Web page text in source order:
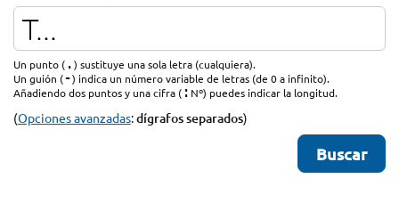
Un punto (.) sustituye una sola letra (cualquiera).
Un guión (-) indica un número variable de letras (de 0 a infinito).
Añadiendo dos puntos y una cifra (: Nº) puedes indicar la longitud.
(Opciones avanzadas:dígrafos separados)